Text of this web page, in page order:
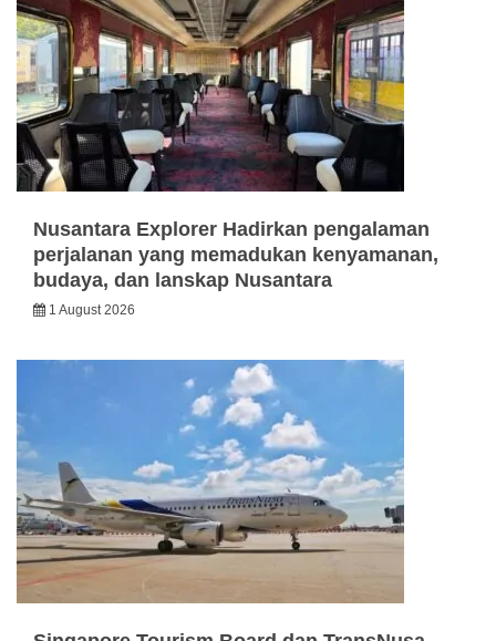
Nusantara Explorer Hadirkan pengalaman
perjalanan yang memadukan kenyamanan,
budaya, dan lanskap Nusantara
1 August 2026